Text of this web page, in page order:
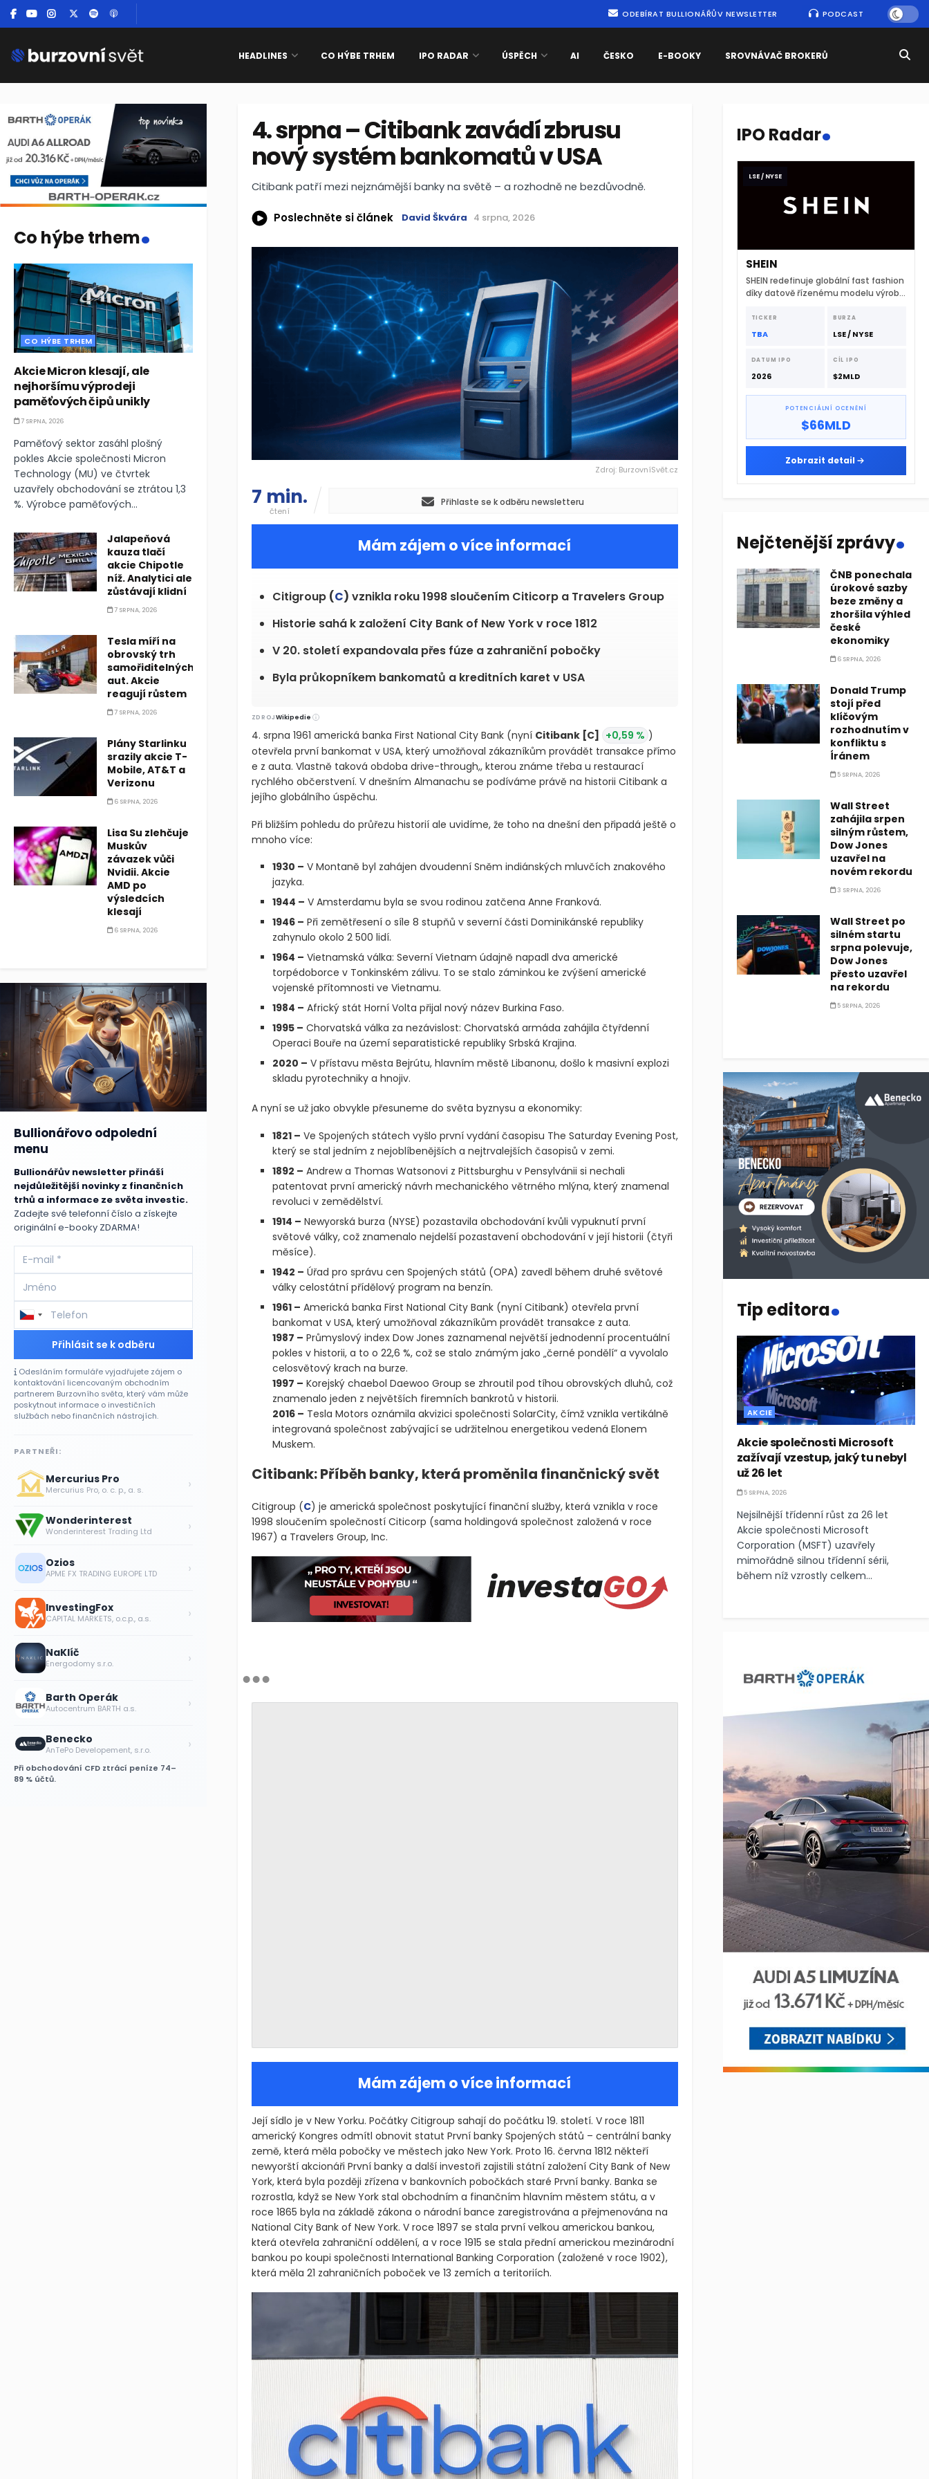
ODEBÍRAT BULLIONÁŘŮV NEWSLETTER PODCAST
HEADLINES CO HÝBE TRHEM IPO RADAR ÚSPĚCH AI ČESKO E-BOOKY SROVNÁVAČ BROKERŮ
4. srpna – Citibank zavádí zbrusu
nový systém bankomatů v USA
Citibank patří mezi nejznámější banky na světě – a rozhodně ne bezdůvodně.
Poslechněte si článek David Škvára 4 srpna, 2026
Zdroj: BurzovníSvět.cz
7 min.
čtení
Přihlaste se k odběru newsletteru
Mám zájem o více informací
Citigroup (C) vznikla roku 1998 sloučením Citicorp a Travelers Group
Historie sahá k založení City Bank of New York v roce 1812
V 20. století expandovala přes fúze a zahraniční pobočky
Byla průkopníkem bankomatů a kreditních karet v USA
ZDROJWikipedie
4. srpna 1961 americká banka First National City Bank (nyní Citibank [C] +0,59 % )
otevřela první bankomat v USA, který umožňoval zákazníkům provádět transakce přímo
e z auta. Vlastně taková obdoba drive-through,, kterou známe třeba u restaurací
rychlého občerstvení. V dnešním Almanachu se podíváme právě na historii Citibank a
jejího globálního úspěchu.
Při bližším pohledu do průřezu historií ale uvidíme, že toho na dnešní den připadá ještě o
mnoho více:
1930 – V Montaně byl zahájen dvoudenní Sněm indiánských mluvčích znakového
jazyka.
1944 – V Amsterdamu byla se svou rodinou zatčena Anne Franková.
1946 – Při zemětřesení o síle 8 stupňů v severní části Dominikánské republiky
zahynulo okolo 2 500 lidí.
1964 – Vietnamská válka: Severní Vietnam údajně napadl dva americké
torpédoborce v Tonkinském zálivu. To se stalo záminkou ke zvýšení americké
vojenské přítomnosti ve Vietnamu.
1984 – Africký stát Horní Volta přijal nový název Burkina Faso.
1995 – Chorvatská válka za nezávislost: Chorvatská armáda zahájila čtyřdenní
Operaci Bouře na území separatistické republiky Srbská Krajina.
2020 – V přístavu města Bejrútu, hlavním městě Libanonu, došlo k masivní explozi
skladu pyrotechniky a hnojiv.
A nyní se už jako obvykle přesuneme do světa byznysu a ekonomiky:
1821 – Ve Spojených státech vyšlo první vydání časopisu The Saturday Evening Post,
který se stal jedním z nejoblíbenějších a nejtrvalejších časopisů v zemi.
1892 – Andrew a Thomas Watsonovi z Pittsburghu v Pensylvánii si nechali
patentovat první americký návrh mechanického větrného mlýna, který znamenal
revoluci v zemědělství.
1914 – Newyorská burza (NYSE) pozastavila obchodování kvůli vypuknutí první
světové války, což znamenalo nejdelší pozastavení obchodování v její historii (čtyři
měsíce).
1942 – Úřad pro správu cen Spojených států (OPA) zavedl během druhé světové
války celostátní přídělový program na benzín.
1961 – Americká banka First National City Bank (nyní Citibank) otevřela první
bankomat v USA, který umožňoval zákazníkům provádět transakce z auta.
1987 – Průmyslový index Dow Jones zaznamenal největší jednodenní procentuální
pokles v historii, a to o 22,6 %, což se stalo známým jako „černé pondělí“ a vyvolalo
celosvětový krach na burze.
1997 – Korejský chaebol Daewoo Group se zhroutil pod tíhou obrovských dluhů, což
znamenalo jeden z největších firemních bankrotů v historii.
2016 – Tesla Motors oznámila akvizici společnosti SolarCity, čímž vznikla vertikálně
integrovaná společnost zabývající se udržitelnou energetikou vedená Elonem
Muskem.
Citibank: Příběh banky, která proměnila finančnický svět
Citigroup (C) je americká společnost poskytující finanční služby, která vznikla v roce
1998 sloučením společností Citicorp (sama holdingová společnost založená v roce
1967) a Travelers Group, Inc.
Mám zájem o více informací
Její sídlo je v New Yorku. Počátky Citigroup sahají do počátku 19. století. V roce 1811
americký Kongres odmítl obnovit statut První banky Spojených států – centrální banky
země, která měla pobočky ve městech jako New York. Proto 16. června 1812 někteří
newyorští akcionáři První banky a další investoři zajistili státní založení City Bank of New
York, která byla později zřízena v bankovních pobočkách staré První banky. Banka se
rozrostla, když se New York stal obchodním a finančním hlavním městem státu, a v
roce 1865 byla na základě zákona o národní bance zaregistrována a přejmenována na
National City Bank of New York. V roce 1897 se stala první velkou americkou bankou,
která otevřela zahraniční oddělení, a v roce 1915 se stala přední americkou mezinárodní
bankou po koupi společnosti International Banking Corporation (založené v roce 1902),
která měla 21 zahraničních poboček ve 13 zemích a teritoriích.
Co hýbe trhem.
CO HÝBE TRHEM
Akcie Micron klesají, ale
nejhoršímu výprodeji
paměťových čipů unikly
7 SRPNA, 2026
Paměťový sektor zasáhl plošný
pokles Akcie společnosti Micron
Technology (MU) ve čtvrtek
uzavřely obchodování se ztrátou 1,3
%. Výrobce paměťových...
Jalapeňová
kauza tlačí
akcie Chipotle
níž. Analytici ale
zůstávají klidní
7 SRPNA, 2026
Tesla míří na
obrovský trh
samořiditelných
aut. Akcie
reagují růstem
7 SRPNA, 2026
Plány Starlinku
srazily akcie T-
Mobile, AT&T a
Verizonu
6 SRPNA, 2026
Lisa Su zlehčuje
Muskův
závazek vůči
Nvidii. Akcie
AMD po
výsledcích
klesají
6 SRPNA, 2026
Bullionářovo odpolední
menu
Bullionářův newsletter přináší
nejdůležitější novinky z finančních
trhů a informace ze světa investic.
Zadejte své telefonní číslo a získejte
originální e-booky ZDARMA!
Přihlásit se k odběru
Odesláním formuláře vyjadřujete zájem o
kontaktování licencovaným obchodním
partnerem Burzovního světa, který vám může
poskytnout informace o investičních
službách nebo finančních nástrojích.
PARTNEŘI:
Mercurius Pro
Mercurius Pro, o. c. p., a. s. ›
Wonderinterest
Wonderinterest Trading Ltd ›
Ozios
APME FX TRADING EUROPE LTD ›
InvestingFox
CAPITAL MARKETS, o.c.p., a.s. ›
NaKlíč
Energodomy s.r.o. ›
Barth Operák
Autocentrum BARTH a.s. ›
Benecko
AnTePo Developement, s.r.o. ›
Při obchodování CFD ztrácí peníze 74–
89 % účtů.
IPO Radar.
LSE / NYSE
SHEIN
SHEIN redefinuje globální fast fashion
díky datově řízenému modelu výroby
dodavatelskému řetězci.
TICKER
TBA
BURZA
LSE / NYSE
DATUM IPO
2026
CÍL IPO
$2MLD
POTENCIÁLNÍ OCENĚNÍ
$66MLD
Zobrazit detail
Nejčtenější zprávy.
ČNB ponechala
úrokové sazby
beze změny a
zhoršila výhled
české
ekonomiky
6 SRPNA, 2026
Donald Trump
stojí před
klíčovým
rozhodnutím v
konfliktu s
Íránem
5 SRPNA, 2026
Wall Street
zahájila srpen
silným růstem,
Dow Jones
uzavřel na
novém rekordu
3 SRPNA, 2026
Wall Street po
silném startu
srpna polevuje,
Dow Jones
přesto uzavřel
na rekordu
5 SRPNA, 2026
Tip editora.
AKCIE
Akcie společnosti Microsoft
zažívají vzestup, jaký tu nebyl
už 26 let
5 SRPNA, 2026
Nejsilnější třídenní růst za 26 let
Akcie společnosti Microsoft
Corporation (MSFT) uzavřely
mimořádně silnou třídenní sérii,
během níž vzrostly celkem...